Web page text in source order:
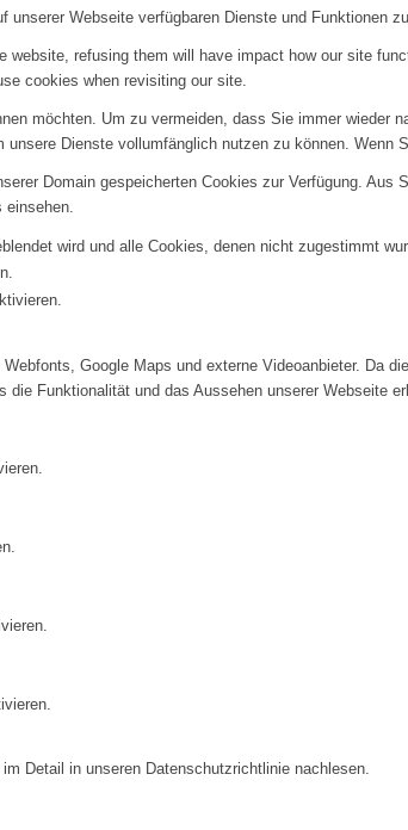
unserer Webseite verfügbaren Dienste und Funktionen
refusing them will have impact how our site
cookies when revisiting our site.
möchten. Um zu vermeiden, dass Sie immer
Dienste vollumfänglich nutzen zu können.
Domain gespeicherten Cookies zur Verfügung.
einsehen.
wird und alle Cookies, denen nicht zugestimmt
Google Maps und externe Videoanbieter. Da
Funktionalität und das Aussehen unserer Webseite
Detail in unseren Datenschutzrichtlinie nachlesen.